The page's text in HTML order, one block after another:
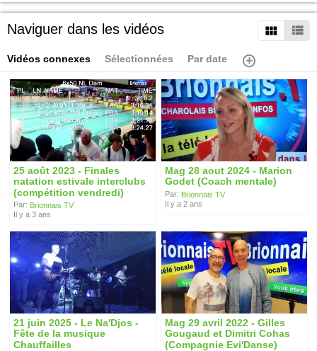
Naviguer dans les vidéos
Vidéos connexes Sélectionnées Par date
25 août 2023 - Finales
natation estivale interclubs
(compétition vendredi)
Par: Brionnais TV
Il y a 3 ans
Mag 28 aout 2024 - Marion
Godet (Coach mentale)
Par: Brionnais TV
Il y a 2 ans
21 juin 2025 - Le Na'Djos -
Fête de la musique
Chauffailles
Mag 29 avril 2022 - Gilles
Gougaud et Dimitri Cohas
(Compagnie Evi'Danse)